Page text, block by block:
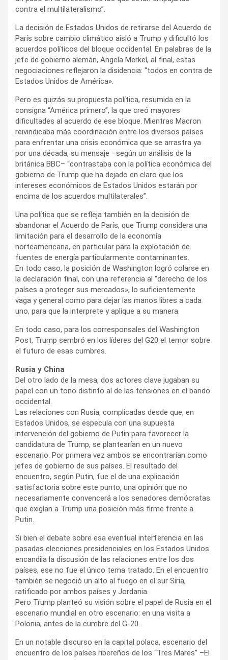
contra el multilateralismo”.
La decisión de Estados Unidos de retirarse del Acuerdo de
París sobre cambio climático aisló a Trump y dificultó los
acuerdos políticos del bloque occidental. En palabras de la
jefe de gobierno alemán, Angela Merkel, al final, estas
negociaciones reflejaron la disidencia: “todos en contra de
Estados Unidos de América».
Pero es quizás su propuesta política, resumida en la
consigna “América primero”, la que creó mayores
dificultades al acuerdo de ese bloque. Mientras Macron
reivindicaba más coordinación entre los diversos países
para enfrentar una crisis económica que se arrastra ya
por una década, su mensaje –según un análisis de la
británica BBC– “contrastaba con la política económica del
gobierno de Trump que ha dejado en claro que los
intereses económicos de Estados Unidos estarán por
encima de los acuerdos multilaterales”.
Una política que se refleja también en la decisión de
abandonar el Acuerdo de París, que Trump considera una
limitación para el desarrollo de la economía
norteamericana, en particular para la explotación de
fuentes de energía particularmente contaminantes.
En todo caso, la posición de Washington logró colarse en
la declaración final, con una referencia al “derecho de los
países a proteger sus mercados», lo suficientemente
vaga y general como para dejar las manos libres a cada
uno, para que la interprete y aplique a su manera.
En todo caso, para los corresponsales del Washington
Post, Trump sembró en los líderes del G20 el temor sobre
el futuro de esas cumbres.
Rusia y China
Del otro lado de la mesa, dos actores clave jugaban su
papel con un tono distinto al de las tensiones en el bando
occidental.
Las relaciones con Rusia, complicadas desde que, en
Estados Unidos, se especula con una supuesta
intervención del gobierno de Putin para favorecer la
candidatura de Trump, se plantearían en un nuevo
escenario. Por primera vez ambos se encontrarían como
jefes de gobierno de sus países. El resultado del
encuentro, según Putin, fue el de una explicación
satisfactoria sobre este punto, una opinión que no
necesariamente convencerá a los senadores demócratas
que exigían a Trump una posición más firme frente a
Putin.
Si bien el debate sobre esa eventual interferencia en las
pasadas elecciones presidenciales en los Estados Unidos
encandila la discusión de las relaciones entre los dos
países, ese no fue el único tema tratado. En el encuentro
también se negoció un alto al fuego en el sur Siria,
ratificado por ambos países y Jordania.
Pero Trump planteó su visión sobre el papel de Rusia en el
escenario mundial en otro escenario: en una visita a
Polonia, antes de la cumbre del G-20.
En un notable discurso en la capital polaca, escenario del
encuentro de los países ribereños de los “Tres Mares” –El